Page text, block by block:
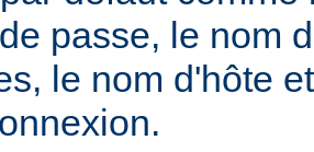
passe, le nom
le nom d'hôte